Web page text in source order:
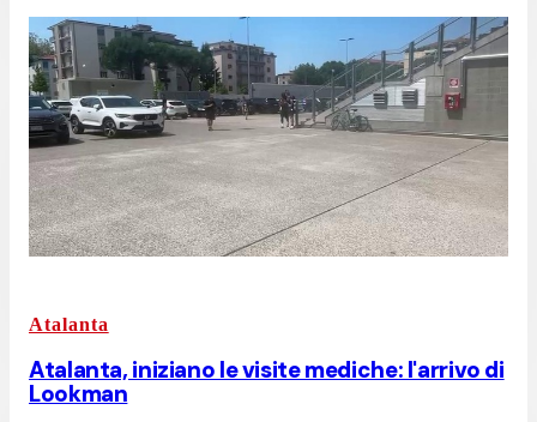
Atalanta
Atalanta, iniziano le visite mediche: l'arrivo di
Lookman